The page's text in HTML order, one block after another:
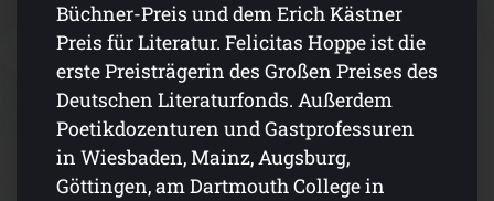
Büchner-Preis und dem Erich Kästner
Preis für Literatur. Felicitas Hoppe ist die
erste Preisträgerin des Großen Preises des
Deutschen Literaturfonds. Außerdem
Poetikdozenturen und Gastprofessuren
in Wiesbaden, Mainz, Augsburg,
Göttingen, am Dartmouth College in